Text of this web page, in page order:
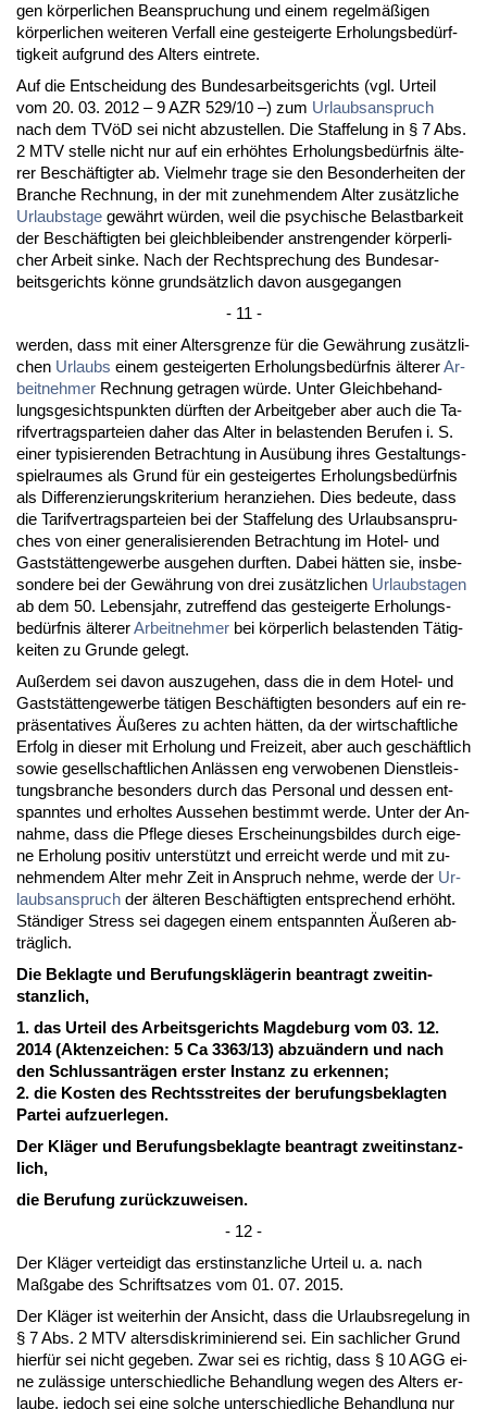
gen körper­li­chen Be­an­spru­chung und ei­nem re­gelmäßigen
körper­li­chen wei­te­ren Ver­fall ei­ne ge­stei­ger­te Er­ho­lungs­bedürf­
tig­keit auf­grund des Al­ters ein­tre­te.
Auf die Ent­schei­dung des Bun­des­ar­beits­ge­richts (vgl. Ur­teil
vom 20. 03. 2012 – 9 AZR 529/10 –) zum Ur­laubs­an­spruch
nach dem TVöD sei nicht ab­zu­stel­len. Die Staf­fe­lung in § 7 Abs.
2 MTV stel­le nicht nur auf ein erhöhtes Er­ho­lungs­bedürf­nis älte­
rer Beschäftig­ter ab. Viel­mehr tra­ge sie den Be­son­der­hei­ten der
Bran­che Rech­nung, in der mit zu­neh­men­dem Al­ter zusätz­li­che
Ur­laubs­ta­ge gewährt würden, weil die psy­chi­sche Be­last­bar­keit
der Beschäftig­ten bei gleich­blei­ben­der an­stren­gen­der körper­li­
cher Ar­beit sin­ke. Nach der Recht­spre­chung des Bun­des­ar­
beits­ge­richts könne grundsätz­lich da­von aus­ge­gan­gen
- 11 -
wer­den, dass mit ei­ner Al­ters­gren­ze für die Gewährung zusätz­li­
chen Ur­laubs ei­nem ge­stei­ger­ten Er­ho­lungs­bedürf­nis älte­rerAr­
beit­neh­mer Rech­nung ge­tra­gen würde. Un­ter Gleich­be­hand­
lungs­ge­sichts­punk­ten dürf­ten der Ar­beit­ge­ber aber auch die Ta­
rif­ver­trags­par­tei­en da­her das Al­ter in be­las­ten­den Be­ru­fen i. S.
ei­ner ty­pi­sie­ren­den Be­trach­tung in Ausübung ih­res Ge­stal­tungs­
spiel­rau­mes als Grund für ein ge­stei­ger­tes Er­ho­lungs­bedürf­nis
als Dif­fe­ren­zie­rungs­kri­te­ri­um her­an­zie­hen. Dies be­deu­te, dass
die Ta­rif­ver­trags­par­tei­en bei der Staf­fe­lung des Ur­laubs­an­spru­
ches von ei­ner ge­ne­ra­li­sie­ren­den Be­trach­tung im Ho­tel- und
Gaststätten­ge­wer­be aus­ge­hen durf­ten. Da­bei hätten sie, ins­be­
son­de­re bei der Gewährung von drei zusätz­li­chen Ur­laubs­ta­gen
ab dem 50. Le­bens­jahr, zu­tref­fend das ge­stei­ger­te Er­ho­lungs­
bedürf­nis älte­rerAr­beit­neh­mer bei körper­lich be­las­ten­den Tätig­
kei­ten zu Grun­de ge­legt.
Außer­dem sei da­von aus­zu­ge­hen, dass die in dem Ho­tel- und
Gaststätten­ge­wer­be täti­gen Beschäftig­ten be­son­ders auf ein re­
präsen­ta­ti­ves Äußeres zu ach­ten hätten, da der wirt­schaft­li­che
Er­folg in die­ser mit Er­ho­lung und Frei­zeit, aber auch geschäft­lich
so­wie ge­sell­schaft­li­chen Anlässen eng ver­wo­be­nen Dienst­leis­
tungs­bran­che be­son­ders durch das Per­so­nal und des­sen ent­
spann­tes und er­hol­tes Aus­se­hen be­stimmt wer­de. Un­ter der An­
nah­me, dass die Pfle­ge die­ses Er­schei­nungs­bil­des durch ei­ge­
ne Er­ho­lung po­si­tiv un­terstützt und er­reicht wer­de und mit zu­
neh­men­dem Al­ter mehr Zeit in An­spruch neh­me, wer­de der Ur­
laubs­an­spruch der älte­ren Beschäftig­ten ent­spre­chend erhöht.
Ständi­ger Stress sei da­ge­gen ei­nem ent­spann­ten Äußeren ab­
träglich.
Die Be­klag­te und Be­ru­fungskläge­rin be­an­tragt zweit­in­
stanz­lich,
1. das Ur­teil des Ar­beits­ge­richts Mag­de­burg vom 03. 12.
2014 (Ak­ten­zei­chen: 5 Ca 3363/13) ab­zuändern und nach
den Schluss­anträgen ers­ter In­stanz zu er­ken­nen;
2. die Kos­ten des Rechts­strei­tes der be­ru­fungs­be­klag­ten
Par­tei auf­zu­er­le­gen.
Der Kläger und Be­ru­fungs­be­klag­te be­an­tragt zweit­in­stanz­
lich,
die Be­ru­fung zurück­zu­wei­sen.
- 12 -
Der Kläger ver­tei­digt das erst­in­stanz­li­che Ur­teil u. a. nach
Maßga­be des Schrift­sat­zes vom 01. 07. 2015.
Der Kläger ist wei­ter­hin der An­sicht, dass die Ur­laubs­re­ge­lung in
§ 7 Abs. 2 MTV al­ters­dis­kri­mi­nie­rend sei. Ein sach­li­cher Grund
hierfür sei nicht ge­ge­ben. Zwar sei es rich­tig, dass § 10 AGG ei­
ne zulässi­ge un­ter­schied­li­che Be­hand­lung we­gen des Al­ters er­
lau­be, je­doch sei ei­ne sol­che un­ter­schied­li­che Be­hand­lung nur